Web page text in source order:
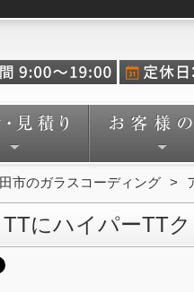
市のガラスコーディング
にハイパーTT